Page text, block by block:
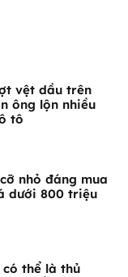
vệt dầu trên
ông lộn nhiều
tô
nhỏ đáng mua
dưới 800 triệu
thể là thủ